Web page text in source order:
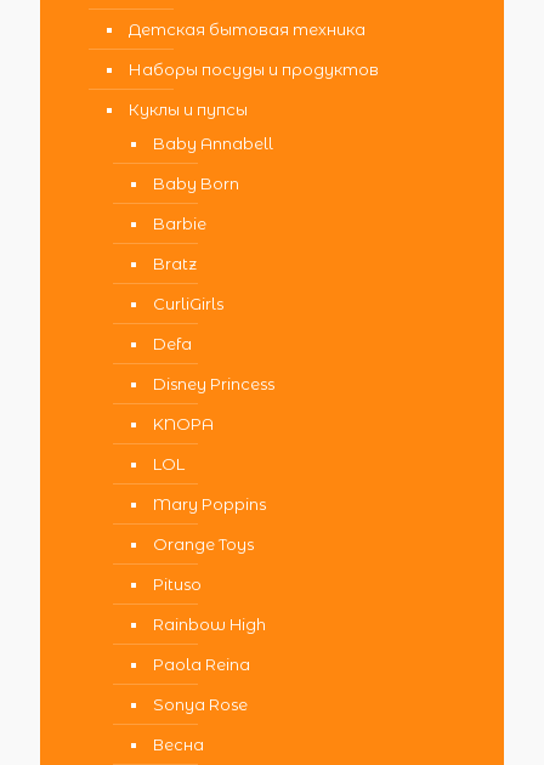
Детская бытовая техника
Наборы посуды и продуктов
Куклы и пупсы
Baby Annabell
Baby Born
Barbie
Bratz
CurliGirls
Defa
Disney Princess
KNOPA
LOL
Mary Poppins
Orange Toys
Pituso
Rainbow High
Paola Reina
Sonya Rose
Весна